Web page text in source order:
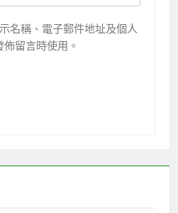
名稱、電子郵件地址及個人
留言時使用。